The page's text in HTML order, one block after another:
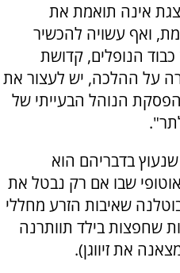
אינה תואמת את
ואף עשויה להכשיר
כבוד הנופלים, קדושת
על ההלכה, יש לעצור את
הנוהל הבעייתי של
בדבריהם הוא
שבו אם רק נבטל את
שאיבות הזרע מחללי
שחפצות בילד תוותרנה
את זיווגן).